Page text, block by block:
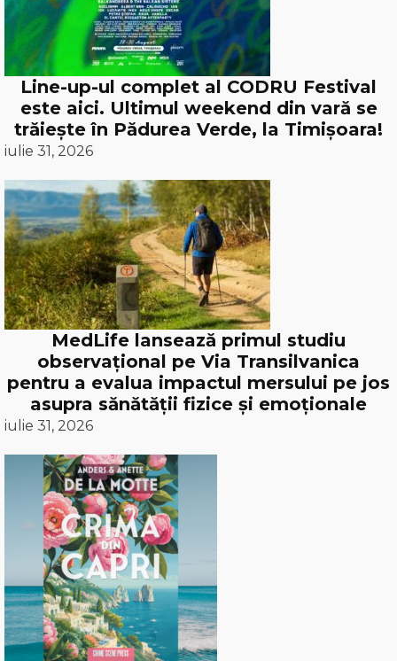
Line-up-ul complet al CODRU Festival
este aici. Ultimul weekend din vară se
trăiește în Pădurea Verde, la Timișoara!
iulie 31, 2026
MedLife lansează primul studiu
observațional pe Via Transilvanica
pentru a evalua impactul mersului pe jos
asupra sănătății fizice și emoționale
iulie 31, 2026